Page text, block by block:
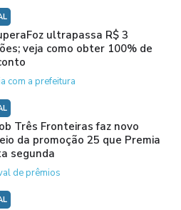
ultrapassa R$ 3
veja como obter 100% de
com a prefeitura
Três Fronteiras faz novo
da promoção 25 que Premia
segunda
de prêmios